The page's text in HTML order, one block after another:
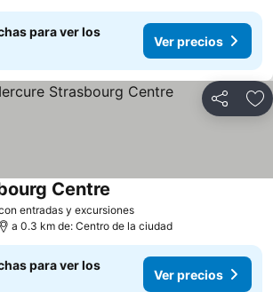
para ver los
Ver precios
Compartir
entradas y excursionesVer precios
Centre
a 0.3 km de: Centro de la ciudad
para ver los
Ver precios